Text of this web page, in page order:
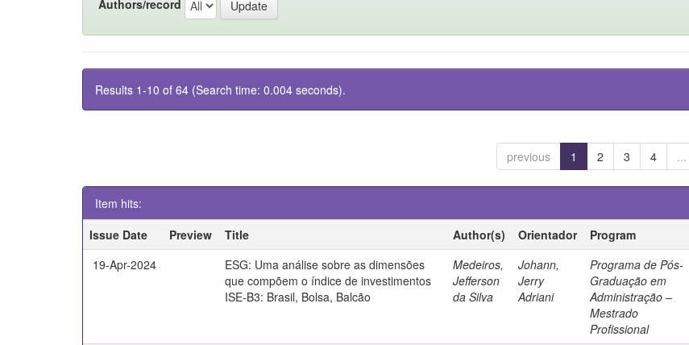
Authors/record
Results 1-10 of 64 (Search time: 0.004 seconds).
previous 1 2 3 4 ...
Item hits:
Issue Date
Preview Title Author(s) Orientador Program
19-Apr-2024
ESG: Uma análise sobre as dimensões
que compõem o índice de investimentos
ISE-B3: Brasil, Bolsa, Balcão
Medeiros,
Jefferson
da Silva
Johann,
Jerry
Adriani
Programa de Pós-
Graduação em
Administração –
Mestrado
Profissional